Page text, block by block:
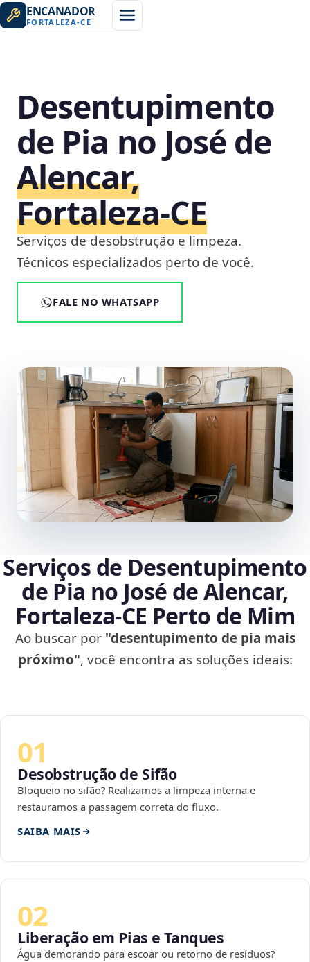
ENCANADOR
FORTALEZA-CE
Desentupimento
de Pia no José de
Alencar,
Fortaleza‑CE
Serviços de desobstrução e limpeza.
Técnicos especializados perto de você.
FALE NO WHATSAPP
Serviços de Desentupimento
de Pia no José de Alencar,
Fortaleza‑CE Perto de Mim
Ao buscar por "desentupimento de pia mais
próximo", você encontra as soluções ideais:
01
Desobstrução de Sifão
Bloqueio no sifão? Realizamos a limpeza interna e
restauramos a passagem correta do fluxo.
SAIBA MAIS
02
Liberação em Pias e Tanques
Água demorando para escoar ou retorno de resíduos?